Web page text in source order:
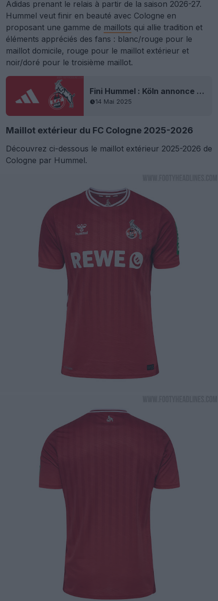
Adidas prenant le relais à partir de la saison 2026-27.
Hummel veut finir en beauté avec Cologne en
proposant une gamme de maillots qui allie tradition et
éléments appréciés des fans : blanc/rouge pour le
maillot domicile, rouge pour le maillot extérieur et
noir/doré pour le troisième maillot.
Fini Hummel : Köln annonce un contrat de maillot Adidas - valable à partir de la saison 2026-27
14 Mai 2025
Maillot extérieur du FC Cologne 2025-2026
Découvrez ci-dessous le maillot extérieur 2025-2026 de
Cologne par Hummel.